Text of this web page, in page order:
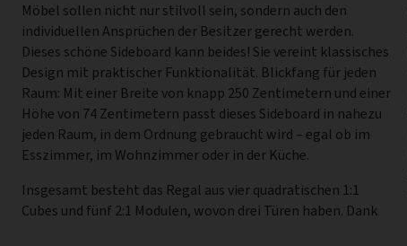
Möbel sollen nicht nur stilvoll sein, sondern auch den
individuellen Ansprüchen der Besitzer gerecht werden.
Dieses schöne Sideboard kann beides! Sie vereint klassisches
Design mit praktischer Funktionalität. Blickfang für jeden
Raum: Mit einer Breite von knapp 250 Zentimetern und einer
Höhe von 74 Zentimetern passt dieses Sideboard in nahezu
jeden Raum, in dem Ordnung gebraucht wird – egal ob im
Esszimmer, im Wohnzimmer oder in der Küche.
Insgesamt besteht das Regal aus vier quadratischen 1:1
Cubes und fünf 2:1 Modulen, wovon drei Türen haben. Dank